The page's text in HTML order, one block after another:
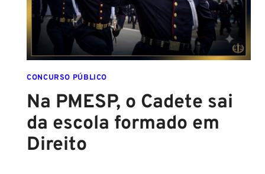
ALTURA
MÍNIMA
PARA
CONCURSO
POLICIAL:
CONCURSO PÚBLICO
Na PMESP, o Cadete sai
da escola formado em
Direito